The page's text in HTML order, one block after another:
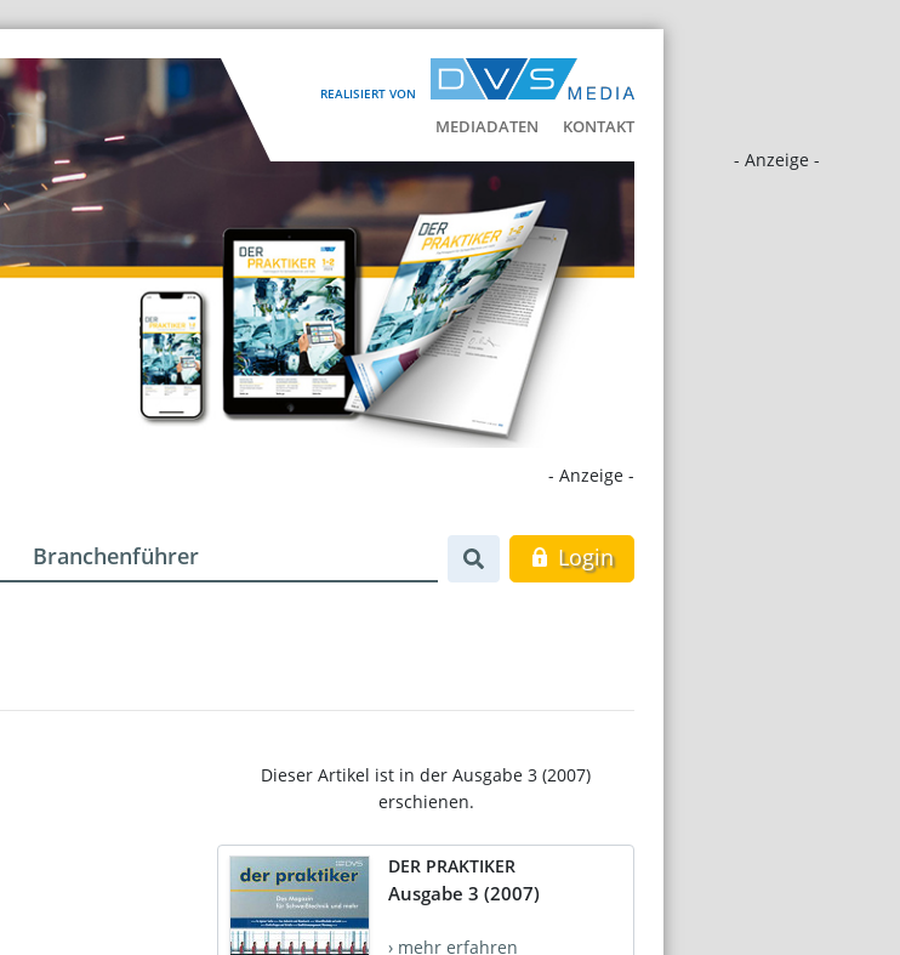
REALISIERT VON
MEDIADATEN KONTAKT
- Anzeige -
- Anzeige -
Branchenführer Login
Dieser Artikel ist in der Ausgabe 3 (2007)
erschienen.
DER PRAKTIKER
Ausgabe 3 (2007)
› mehr erfahren